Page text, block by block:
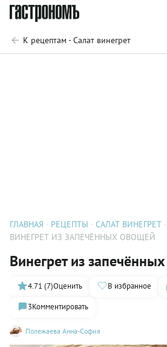
К рецептам - Салат винегрет
ГЛАВНАЯ РЕЦЕПТЫ
САЛАТ ВИНЕГРЕТ
ВИНЕГРЕТ ИЗ ЗАПЕЧЁННЫХ ОВОЩЕЙ
Винегрет из
Полежаева Анна-София
4.71 (7)Оценить В избранное
3Комментировать